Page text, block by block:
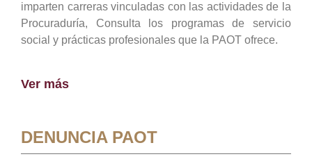
imparten carreras vinculadas con las actividades de la
Procuraduría, Consulta los programas de servicio
social y prácticas profesionales que la PAOT ofrece.
Ver más
DENUNCIA PAOT